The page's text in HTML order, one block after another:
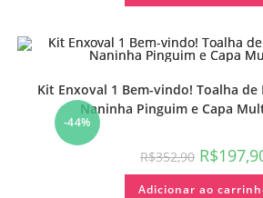
-44%
Kit Enxoval 1 Bem-vindo! Toalha de
Naninha Pinguim e Capa
R$352,90 R$
Adicionar ao